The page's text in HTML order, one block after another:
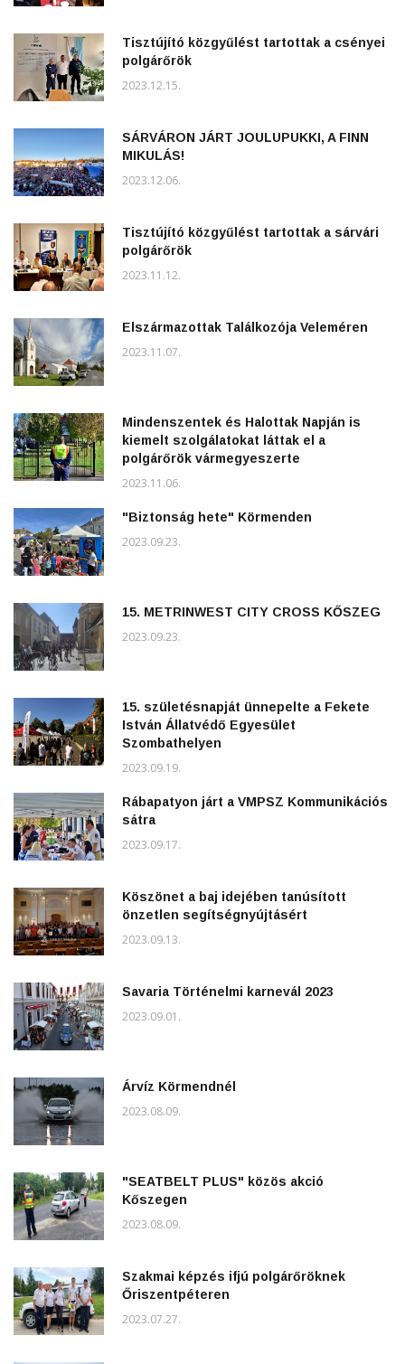
Tisztújító közgyűlést tartottak a csényei
polgárőrök
2023.12.15.
SÁRVÁRON JÁRT JOULUPUKKI, A FINN
MIKULÁS!
2023.12.06.
Tisztújító közgyűlést tartottak a sárvári
polgárőrök
2023.11.12.
Elszármazottak Találkozója Veleméren
2023.11.07.
Mindenszentek és Halottak Napján is
kiemelt szolgálatokat láttak el a
polgárőrök vármegyeszerte
2023.11.06.
"Biztonság hete" Körmenden
2023.09.23.
15. METRINWEST CITY CROSS KŐSZEG
2023.09.23.
15. születésnapját ünnepelte a Fekete
István Állatvédő Egyesület
Szombathelyen
2023.09.19.
Rábapatyon járt a VMPSZ Kommunikációs
sátra
2023.09.17.
Köszönet a baj idejében tanúsított
önzetlen segítségnyújtásért
2023.09.13.
Savaria Történelmi karnevál 2023
2023.09.01.
Árvíz Körmendnél
2023.08.09.
"SEATBELT PLUS" közös akció
Kőszegen
2023.08.09.
Szakmai képzés ifjú polgárőröknek
Őriszentpéteren
2023.07.27.